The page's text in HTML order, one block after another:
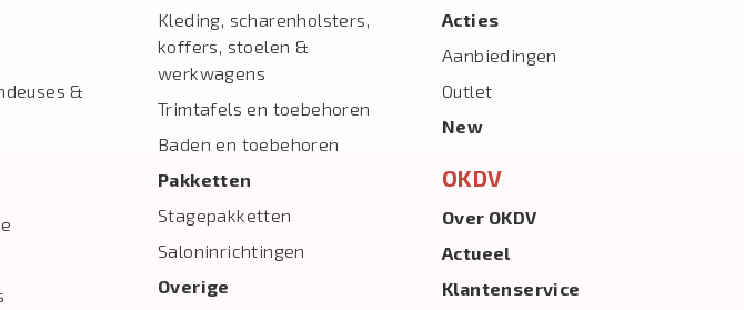
&
Kleding, scharenholsters,
koffers, stoelen &
werkwagens
Trimtafels en toebehoren
Baden en toebehoren
Pakketten
Stagepakketten
Saloninrichtingen
Overige
Acties
Aanbiedingen
Outlet
New
OKDV
Over OKDV
Actueel
Klantenservice